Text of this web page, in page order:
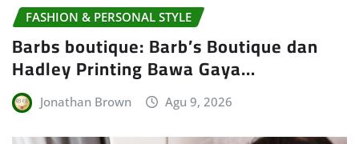
FASHION & PERSONAL STYLE
Barbs boutique: Barb’s Boutique dan
Hadley Printing Bawa Gaya…
Jonathan Brown Agu 9, 2026